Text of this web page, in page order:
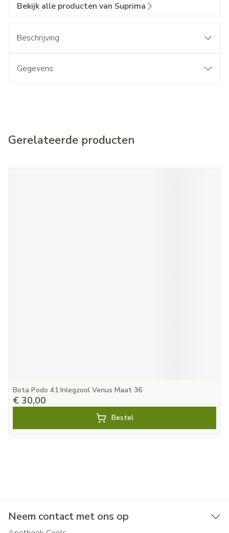
Bekijk alle producten van Suprima
Beschrijving
Gegevens
Gerelateerde producten
Bota Podo 41 Inlegzool Venus Maat 36
€ 30,00
Bestel
Neem contact met ons op